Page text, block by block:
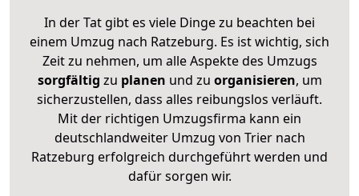
In der Tat gibt es viele Dinge zu beachten bei
einem Umzug nach Ratzeburg. Es ist wichtig, sich
Zeit zu nehmen, um alle Aspekte des Umzugs
sorgfältig zu planen und zu organisieren, um
sicherzustellen, dass alles reibungslos verläuft.
Mit der richtigen Umzugsfirma kann ein
deutschlandweiter Umzug von Trier nach
Ratzeburg erfolgreich durchgeführt werden und
dafür sorgen wir.